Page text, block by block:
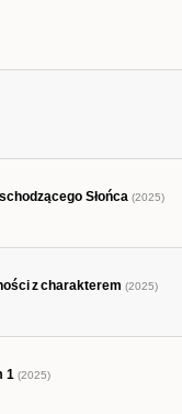
Słońca (2025)
z charakterem (2025)
1 (2025)